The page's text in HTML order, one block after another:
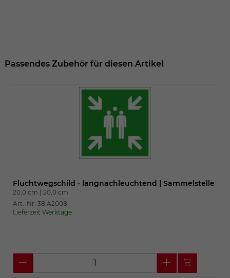
Passendes Zubehör für diesen Artikel
Fluchtwegschild - langnachleuchtend | Sammelstelle
20,0 cm | 20,0 cm
Art.-Nr. 38.A2008
Lieferzeit Werktage
Zweck
der Webseite anmeldet. Dient zum